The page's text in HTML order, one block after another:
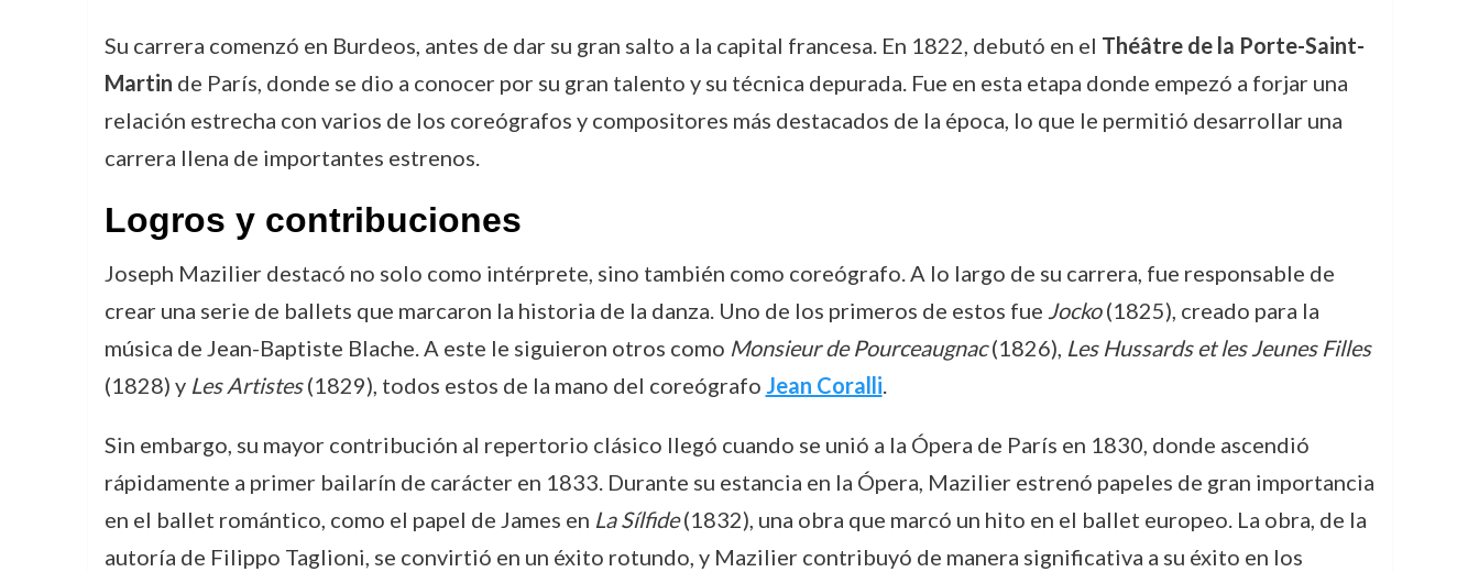
Su carrera comenzó en Burdeos, antes de dar su gran salto a la capital francesa. En 1822, debutó en el Théâtre de la Porte-Saint-
Martin de París, donde se dio a conocer por su gran talento y su técnica depurada. Fue en esta etapa donde empezó a forjar una
relación estrecha con varios de los coreógrafos y compositores más destacados de la época, lo que le permitió desarrollar una
carrera llena de importantes estrenos.
Logros y contribuciones
Joseph Mazilier destacó no solo como intérprete, sino también como coreógrafo. A lo largo de su carrera, fue responsable de
crear una serie de ballets que marcaron la historia de la danza. Uno de los primeros de estos fue Jocko(1825), creado para la
música de Jean-Baptiste Blache. A este le siguieron otros como Monsieur de Pourceaugnac(1826), Les Hussards et les Jeunes Filles
(1828) y Les Artistes(1829), todos estos de la mano del coreógrafo Jean Coralli.
Sin embargo, su mayor contribución al repertorio clásico llegó cuando se unió a la Ópera de París en 1830, donde ascendió
rápidamente a primer bailarín de carácter en 1833. Durante su estancia en la Ópera, Mazilier estrenó papeles de gran importancia
en el ballet romántico, como el papel de James en La Sílfide(1832), una obra que marcó un hito en el ballet europeo. La obra, de la
autoría de Filippo Taglioni, se convirtió en un éxito rotundo, y Mazilier contribuyó de manera significativa a su éxito en los